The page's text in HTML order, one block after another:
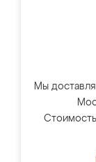
Мы